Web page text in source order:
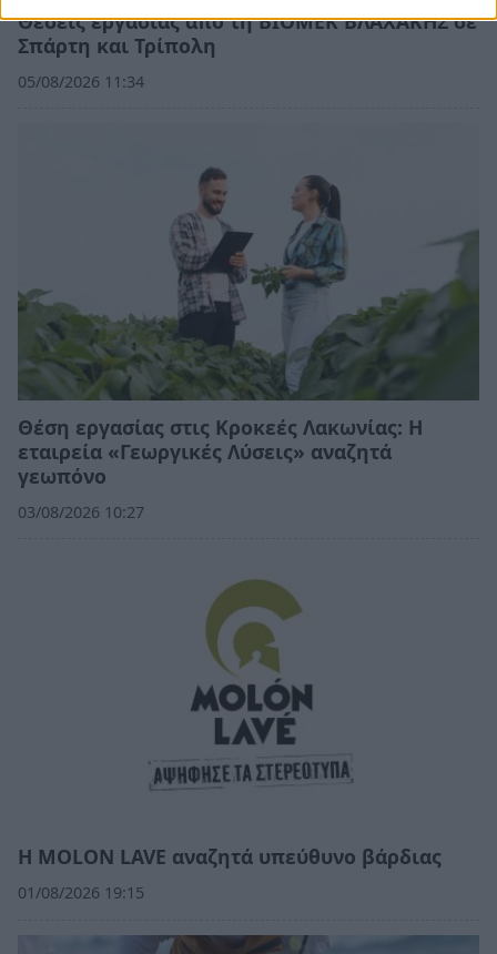
Θέσεις εργασίας από τη ΒΙΟΜΕΚ ΒΛΑΧΑΚΗΣ σε
Σπάρτη και Τρίπολη
05/08/2026 11:34
Θέση εργασίας στις Κροκεές Λακωνίας: Η
εταιρεία «Γεωργικές Λύσεις» αναζητά
γεωπόνο
03/08/2026 10:27
Η MOLON LAVE αναζητά υπεύθυνο βάρδιας
01/08/2026 19:15